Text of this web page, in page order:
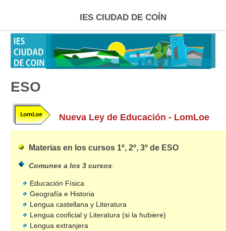
IES CIUDAD DE COÍN
INICIO
ESO
FP
BACHILLERATO
SELECTIVIDAD
UNIVERSIDAD
ENLACES
TÉCNICAS ESTUDIO
ESO
Nueva Ley de Educación - LomLoe
Materias en los cursos 1º, 2º, 3º de ESO
Comunes a los 3 cursos:
Educación Física
Geografía e Historia
Lengua castellana y Literatura
Lengua cooficial y Literatura (si la hubiere)
Lengua extranjera